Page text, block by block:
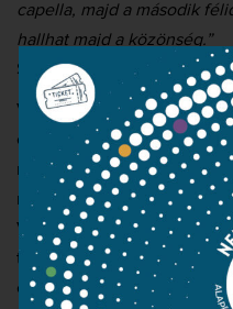
capella, majd a második
hallhat majd a közönség.”
Somos Csaba, a Nemzeti
Van egy európai főváros,
expresszvonatok csak
megállásra. Pici városka,
nagy hegyek közt. Itt,
Vaduzban született 1839-
tekintélyű német mesterré
emlegették együtt. Aztán a